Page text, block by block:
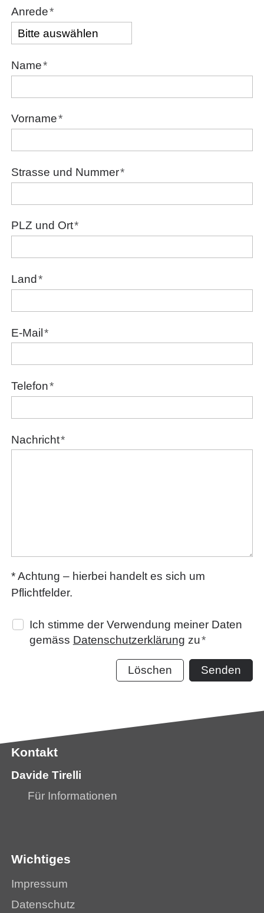
Anrede*
Name*
Vorname*
Strasse und Nummer*
PLZ und Ort*
Land *
E-Mail*
Telefon*
Nachricht*
* Achtung – hierbei handelt es sich um
Pflichtfelder.
Ich stimme der Verwendung meiner Daten
gemäss Datenschutzerklärung zu*
Löschen Senden
Kontakt
Davide Tirelli
Für Informationen
Wichtiges
Impressum
Datenschutz